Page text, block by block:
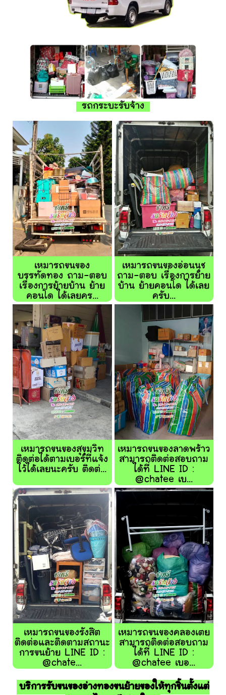
รถกระบะรับจ้าง
เหมารถขนของ
บรรทัดทอง ถาม-ตอบ
เรื่องการย้ายบ้าน ย้าย
คอนโด ได้เลยคร...
เหมารถขนของอ่อนนุช
ถาม-ตอบ เรื่องการย้าย
บ้าน ย้ายคอนโด ได้เลย
ครับ...
เหมารถขนของสุขุมวิท
ติดต่อได้ตามเบอร์ที่แจ้ง
ไว้ได้เลยนะครับ ติดต่...
เหมารถขนของลาดพร้าว
สามารถติดต่อสอบถาม
ได้ที่ LINE ID :
@chatee เบ...
เหมารถขนของรังสิต
ติดต่อและติดตามสถานะ
การขนย้าย LINE ID :
@chate...
เหมารถขนของคลองเตย
สามารถติดต่อสอบถาม
ได้ที่ LINE ID :
@chatee เบอ...
บริการรับขนของอ่างทองขนย้ายของให้ทุกชิ้นตั้งแต่